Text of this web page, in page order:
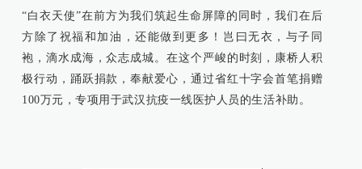
“白衣天使”在前方为我们筑起生命屏障的同时，我们在后
方除了祝福和加油，还能做到更多！ 岂曰无衣，与子同
袍，滴水成海，众志成城。在这个严峻的时刻，康桥人积
极行动，踊跃捐款，奉献爱心，通过省红十字会首笔捐赠
100万元，专项用于武汉抗疫一线医护人员的生活补助。